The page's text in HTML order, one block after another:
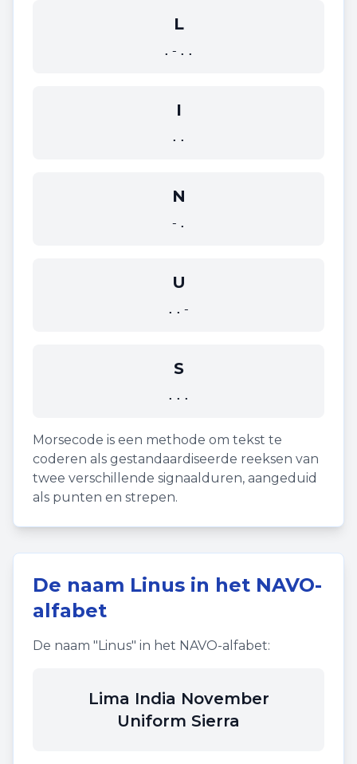
L
.-..
I
..
N
-.
U
..-
S
...
Morsecode is een methode om tekst te
coderen als gestandaardiseerde reeksen van
twee verschillende signaalduren, aangeduid
als punten en strepen.
De naam Linus in het NAVO-
alfabet
De naam "Linus" in het NAVO-alfabet:
Lima India November
Uniform Sierra